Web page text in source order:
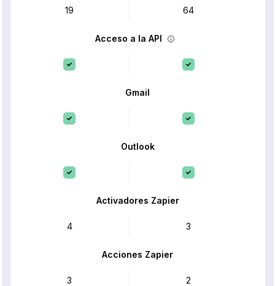
19 64
Acceso a la API
Gmail
Outlook
Activadores Zapier
4 3
Acciones Zapier
3 2